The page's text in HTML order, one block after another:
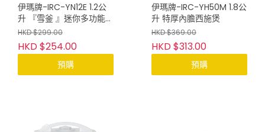
伊瑪牌-IRC-YN12E 1.2公
升 『雪釜 』迷你多功能電
子西施煲
HKD $299.00
HKD $254.00
預購
伊瑪牌-IRC-YH50M 1.8公
升 特厚內膽西施煲
HKD $369.00
HKD $313.00
預購